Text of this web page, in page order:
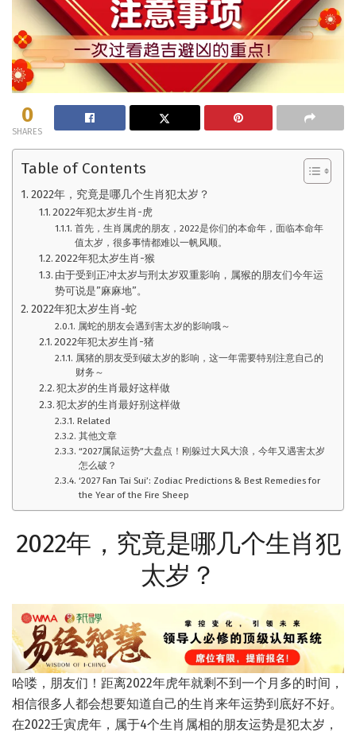
0
SHARES
Table of Contents
2022年，究竟是哪几个生肖犯太岁？
2022年犯太岁生肖-虎
首先，生肖属虎的朋友，2022是你们的本命年，面临本命年
值太岁，很多事情都难以一帆风顺。
2022年犯太岁生肖-猴
由于受到正冲太岁与刑太岁双重影响，属猴的朋友们今年运
势可说是”麻麻地”。
2022年犯太岁生肖-蛇
属蛇的朋友会遇到害太岁的影响哦～
2022年犯太岁生肖-猪
属猪的朋友受到破太岁的影响，这一年需要特别注意自己的
财务～
犯太岁的生肖最好这样做
犯太岁的生肖最好别这样做
Related
其他文章
“2027属鼠运势”大盘点！刚躲过大风大浪，今年又遇害太岁
怎么破？
‘2027 Fan Tai Sui’: Zodiac Predictions & Best Remedies for
the Year of the Fire Sheep
2022年，究竟是哪几个生肖犯
太岁？
哈喽，朋友们！距离2022年虎年就剩不到一个月多的时间，
相信很多人都会想要知道自己的生肖来年运势到底好不好。
在2022壬寅虎年，属于4个生肖属相的朋友运势是犯太岁，